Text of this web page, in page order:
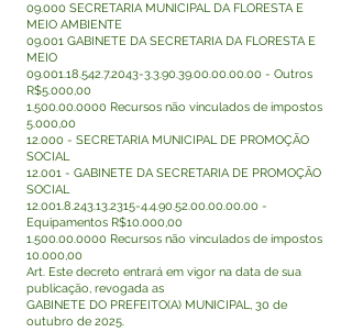
09.000 SECRETARIA MUNICIPAL DA FLORESTA E
MEIO AMBIENTE
09.001 GABINETE DA SECRETARIA DA FLORESTA E
MEIO
09.001.18.542.7.2043-3.3.90.39.00.00.00.00 - Outros
R$5.000,00
1.500.00.0000 Recursos não vinculados de impostos
5.000,00
12.000 - SECRETARIA MUNICIPAL DE PROMOÇÃO
SOCIAL
12.001 - GABINETE DA SECRETARIA DE PROMOÇÃO
SOCIAL
12.001.8.243.13.2315-4.4.90.52.00.00.00.00 -
Equipamentos R$10.000,00
1.500.00.0000 Recursos não vinculados de impostos
10.000,00
Art. Este decreto entrará em vigor na data de sua
publicação, revogada as
GABINETE DO PREFEITO(A) MUNICIPAL, 30 de
outubro de 2025.